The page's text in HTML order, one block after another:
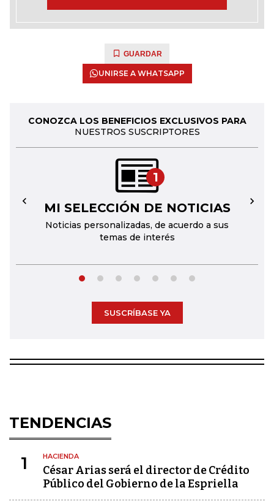
GUARDAR
UNIRSE A WHATSAPP
CONOZCA LOS BENEFICIOS EXCLUSIVOS PARA
NUESTROS SUSCRIPTORES
1
MI SELECCIÓN DE NOTICIAS
Noticias personalizadas, de acuerdo a sus
temas de interés
← →
SUSCRÍBASE YA
TENDENCIAS
1 HACIENDA
César Arias será el director de Crédito
Público del Gobierno de la Espriella